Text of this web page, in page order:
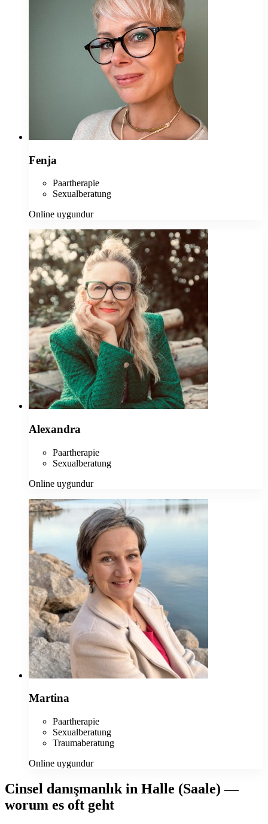
Fenja
Paartherapie
Sexualberatung
Online uygundur
Alexandra
Paartherapie
Sexualberatung
Online uygundur
Martina
Paartherapie
Sexualberatung
Traumaberatung
Online uygundur
Cinsel danışmanlık in Halle (Saale) —
worum es oft geht